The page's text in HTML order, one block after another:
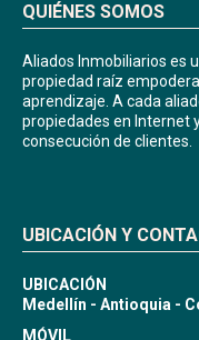
QUIÉNES SOMOS
Aliados Inmobiliarios es
propiedad raíz
aprendizaje. A cada
propiedades en Internet
consecución de clientes.
UBICACIÓN Y
UBICACIÓN
Medellín - Antioquia -
MÓVIL